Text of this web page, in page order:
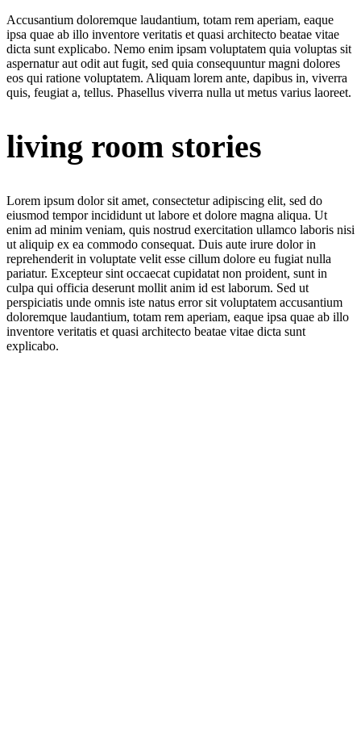
Accusantium doloremque laudantium, totam rem aperiam, eaque
ipsa quae ab illo inventore veritatis et quasi architecto beatae vitae
dicta sunt explicabo. Nemo enim ipsam voluptatem quia voluptas sit
aspernatur aut odit aut fugit, sed quia consequuntur magni dolores
eos qui ratione voluptatem. Aliquam lorem ante, dapibus in, viverra
quis, feugiat a, tellus. Phasellus viverra nulla ut metus varius laoreet.
living room stories
Lorem ipsum dolor sit amet, consectetur adipiscing elit, sed do
eiusmod tempor incididunt ut labore et dolore magna aliqua. Ut
enim ad minim veniam, quis nostrud exercitation ullamco laboris nisi
ut aliquip ex ea commodo consequat. Duis aute irure dolor in
reprehenderit in voluptate velit esse cillum dolore eu fugiat nulla
pariatur. Excepteur sint occaecat cupidatat non proident, sunt in
culpa qui officia deserunt mollit anim id est laborum. Sed ut
perspiciatis unde omnis iste natus error sit voluptatem accusantium
doloremque laudantium, totam rem aperiam, eaque ipsa quae ab illo
inventore veritatis et quasi architecto beatae vitae dicta sunt
explicabo.